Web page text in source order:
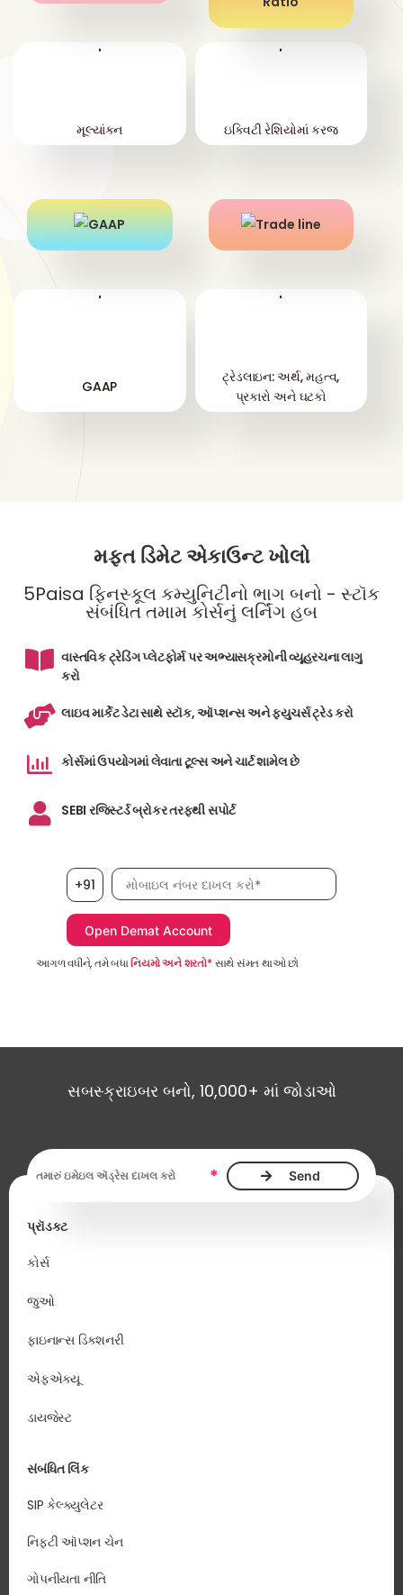
'
મૂલ્યાંકન
'
ઇક્વિટી રેશિયોમાં કરજ
'
GAAP
'
ટ્રેડલાઇન: અર્થ, મહત્વ,
પ્રકારો અને ઘટકો
મફત ડિમેટ એકાઉન્ટ ખોલો
5Paisa ફિનસ્કૂલ કમ્યુનિટીનો ભાગ બનો - સ્ટૉક
સંબંધિત તમામ કોર્સનું લર્નિંગ હબ
વાસ્તવિક ટ્રેડિંગ પ્લેટફોર્મ પર અભ્યાસક્રમોની વ્યૂહરચના લાગુ
કરો
લાઇવ માર્કેટ ડેટા સાથે સ્ટૉક, ઑપ્શન્સ અને ફ્યુચર્સ ટ્રેડ કરો
કોર્સમાં ઉપયોગમાં લેવાતા ટૂલ્સ અને ચાર્ટ શામેલ છે
SEBI રજિસ્ટર્ડ બ્રોકર તરફથી સપોર્ટ
+91 મોબાઇલ નંબર, જરૂરી છે
આગળ વધીને, તમે બધાનિયમો અને શરતો*સાથે સંમત થાઓ છો
સબસ્ક્રાઇબર બનો, 10,000+ માં જોડાઓ
ઇમેઇલ ઍડ્રેસ આવશ્યક છે *
પ્રૉડક્ટ
કોર્સ
જુઓ
ફાઇનાન્સ ડિક્શનરી
એફએક્યૂ
ડાયજેસ્ટ
સંબંધિત લિંક
SIP કેલ્ક્યુલેટર
નિફ્ટી ઑપ્શન ચેન
ગોપનીયતા નીતિ